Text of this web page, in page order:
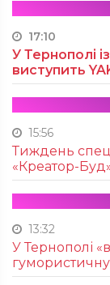
17:10
У Тернополі
виступить
15:56
Тиждень
«Креатор-
13:32
У Тернополі